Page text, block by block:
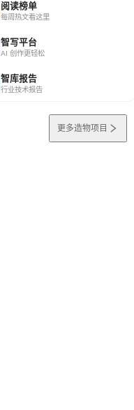
阅读榜单
每周热文看这里
智写平台
AI 创作更轻松
智库报告
行业技术报告
更多造物项目